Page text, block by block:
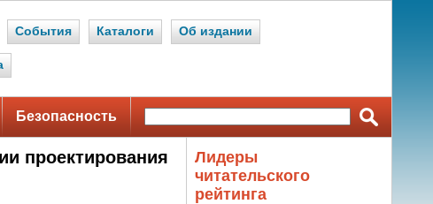
События Каталоги Об издании
Безопасность
проектирования
Лидеры
читательского
рейтинга